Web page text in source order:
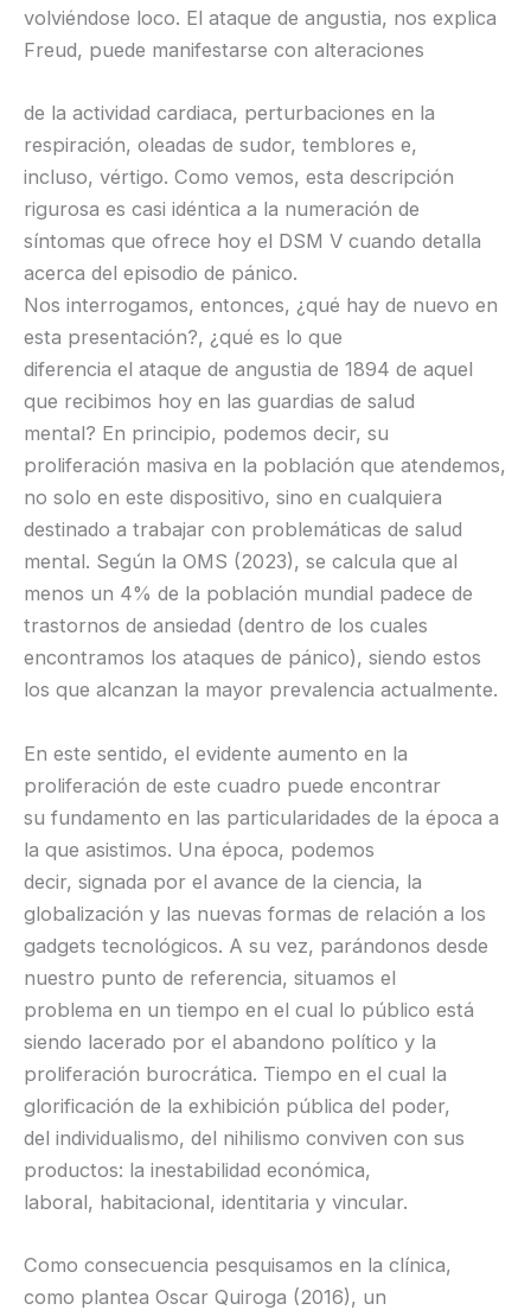
volviéndose loco. El ataque de angustia, nos explica
Freud, puede manifestarse con alteraciones
de la actividad cardiaca, perturbaciones en la
respiración, oleadas de sudor, temblores e,
incluso, vértigo. Como vemos, esta descripción
rigurosa es casi idéntica a la numeración de
síntomas que ofrece hoy el DSM V cuando detalla
acerca del episodio de pánico.
Nos interrogamos, entonces, ¿qué hay de nuevo en
esta presentación?, ¿qué es lo que
diferencia el ataque de angustia de 1894 de aquel
que recibimos hoy en las guardias de salud
mental? En principio, podemos decir, su
proliferación masiva en la población que atendemos,
no solo en este dispositivo, sino en cualquiera
destinado a trabajar con problemáticas de salud
mental. Según la OMS (2023), se calcula que al
menos un 4% de la población mundial padece de
trastornos de ansiedad (dentro de los cuales
encontramos los ataques de pánico), siendo estos
los que alcanzan la mayor prevalencia actualmente.
En este sentido, el evidente aumento en la
proliferación de este cuadro puede encontrar
su fundamento en las particularidades de la época a
la que asistimos. Una época, podemos
decir, signada por el avance de la ciencia, la
globalización y las nuevas formas de relación a los
gadgets tecnológicos. A su vez, parándonos desde
nuestro punto de referencia, situamos el
problema en un tiempo en el cual lo público está
siendo lacerado por el abandono político y la
proliferación burocrática. Tiempo en el cual la
glorificación de la exhibición pública del poder,
del individualismo, del nihilismo conviven con sus
productos: la inestabilidad económica,
laboral, habitacional, identitaria y vincular.
Como consecuencia pesquisamos en la clínica,
como plantea Oscar Quiroga (2016), un